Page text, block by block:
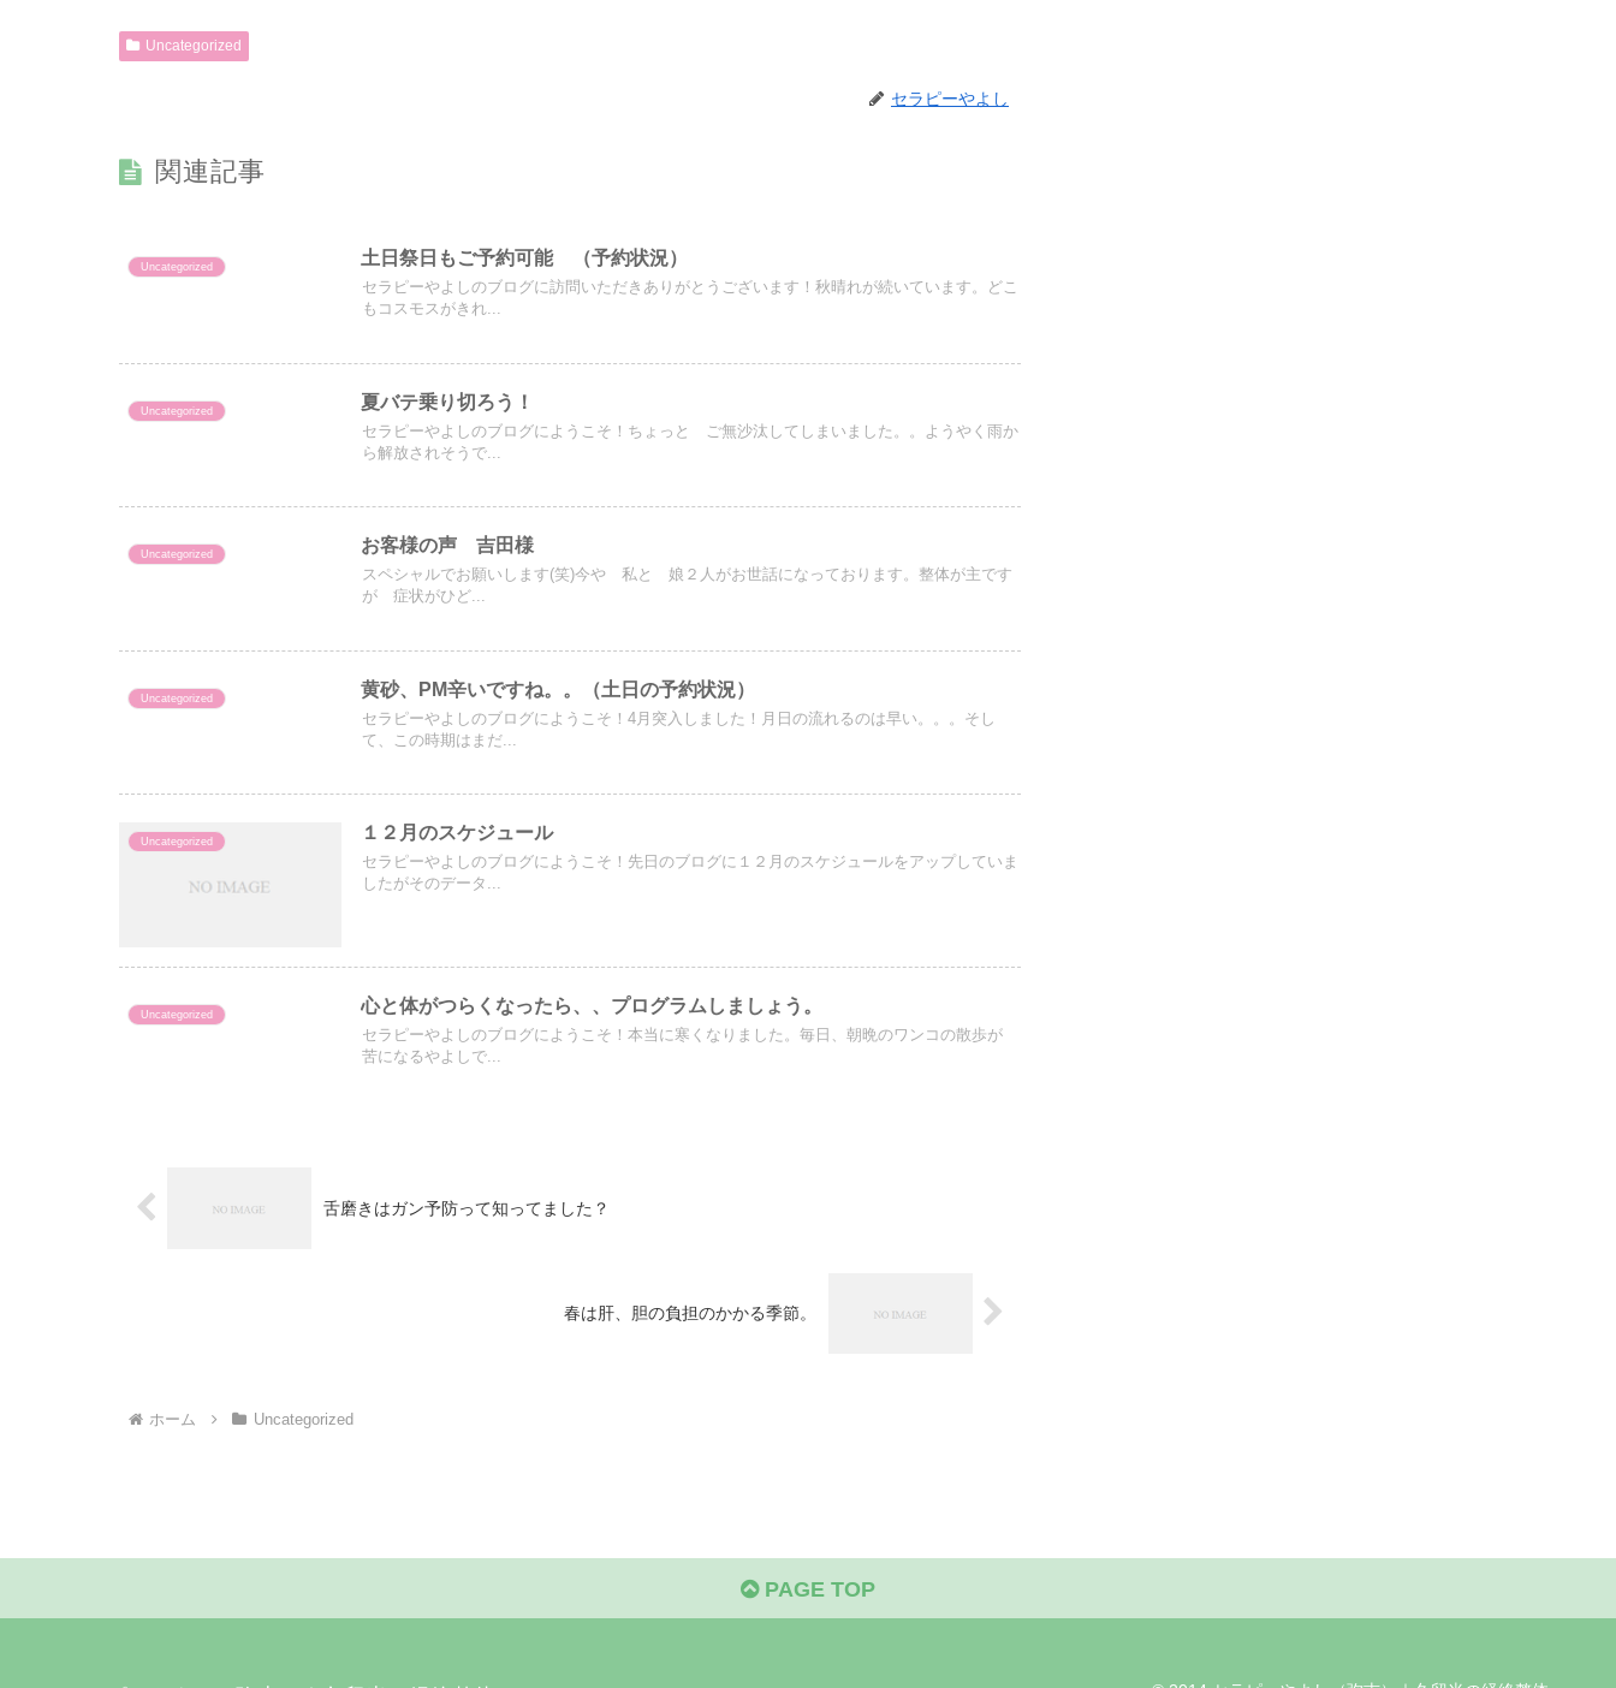
Uncategorized
セラピーやよし
関連記事
Uncategorized 土日祭日もご予約可能 （予約状況）
セラピーやよしのブログに訪問いただきありがとうございます！秋晴れが続いています。どこ
もコスモスがきれ...
Uncategorized 夏バテ乗り切ろう！
セラピーやよしのブログにようこそ！ちょっと ご無沙汰してしまいました。。ようやく雨か
ら解放されそうで...
Uncategorized お客様の声 吉田様
スペシャルでお願いします(笑)今や 私と 娘２人がお世話になっております。整体が主です
が 症状がひど...
Uncategorized 黄砂、PM辛いですね。。（土日の予約状況）
セラピーやよしのブログにようこそ！4月突入しました！月日の流れるのは早い。。。そし
て、この時期はまだ...
Uncategorized １２月のスケジュール
セラピーやよしのブログにようこそ！先日のブログに１２月のスケジュールをアップしていま
したがそのデータ...
Uncategorized 心と体がつらくなったら、、プログラムしましょう。
セラピーやよしのブログにようこそ！本当に寒くなりました。毎日、朝晩のワンコの散歩が
苦になるやよしで...
舌磨きはガン予防って知ってました？
春は肝、胆の負担のかかる季節。
ホーム Uncategorized
PAGE TOP